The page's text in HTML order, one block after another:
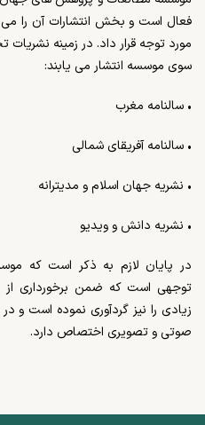
فعال است و بخش انتشارات آن را می
مورد توجه قرار داد. در زمینه
سوی موسسه انتشار می یابند:
• سالنامه مغرب
• سالنامه آفریقای شمالی
• نشریه جهان اسلام و مدیترانه
• نشریه دانش و ویدیو
در پایان لازم به ذکر است که
توجهی است که ضمن برخورداری از
زیادی را نیز گردآوری نموده است و
صوتی و تصویری اختصاص دارد.